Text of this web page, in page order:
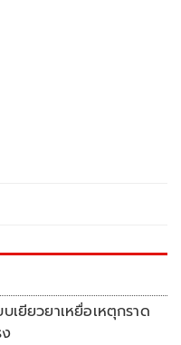
บเยียวยาเหยื่อเหตุกราด